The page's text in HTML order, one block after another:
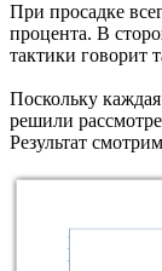
При просадке
процента. В
тактики говорит
Поскольку
решили
Результат